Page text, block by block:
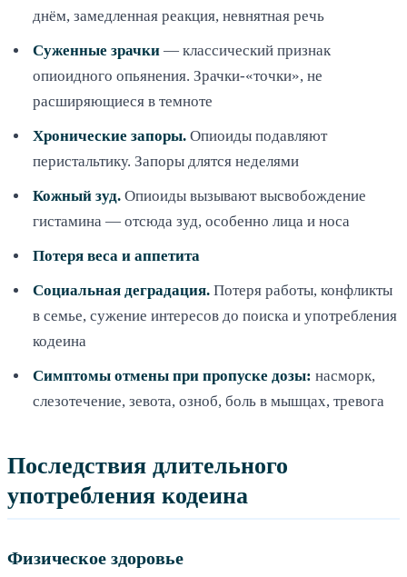
днём, замедленная реакция, невнятная речь
Суженные зрачки — классический признак
опиоидного опьянения. Зрачки-«точки», не
расширяющиеся в темноте
Хронические запоры. Опиоиды подавляют
перистальтику. Запоры длятся неделями
Кожный зуд. Опиоиды вызывают высвобождение
гистамина — отсюда зуд, особенно лица и носа
Потеря веса и аппетита
Социальная деградация. Потеря работы, конфликты
в семье, сужение интересов до поиска и употребления
кодеина
Симптомы отмены при пропуске дозы: насморк,
слезотечение, зевота, озноб, боль в мышцах, тревога
Последствия длительного
употребления кодеина
Физическое здоровье